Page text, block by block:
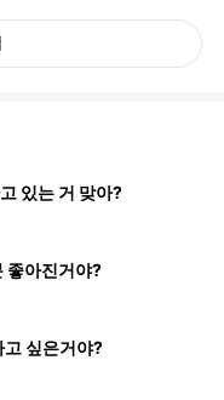
있는 거 맞아?
좋아진거야?
고 싶은거야?